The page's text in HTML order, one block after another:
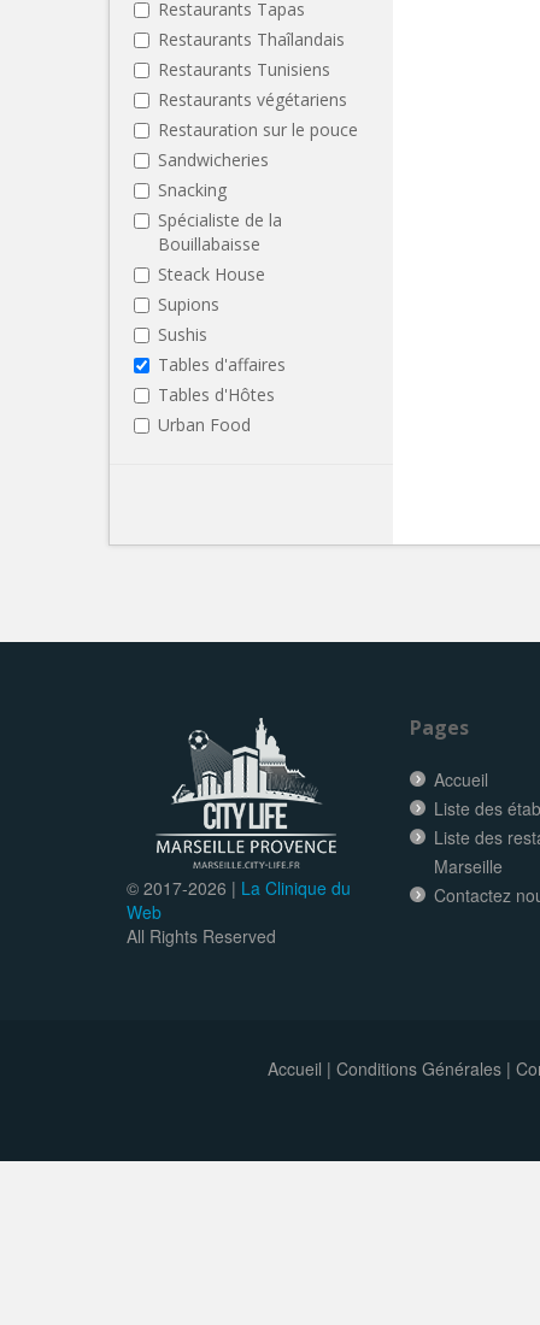
Restaurants Tapas
Restaurants Thaîlandais
Restaurants Tunisiens
Restaurants végétariens
Restauration sur le pouce
Sandwicheries
Snacking
Spécialiste de la
Bouillabaisse
Steack House
Supions
Sushis
Tables d'affaires
Tables d'Hôtes
Urban Food
© 2017-2026 | La Clinique du
Web
All Rights Reserved
Pages
Accueil
Liste des
Liste des
Marseille
Contactez
Accueil | Conditions Générales|